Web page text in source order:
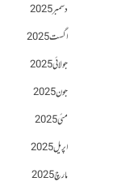
دسمبر 2025
اگست 2025
جولائی 2025
جون 2025
مئی 2025
اپریل 2025
مارچ 2025